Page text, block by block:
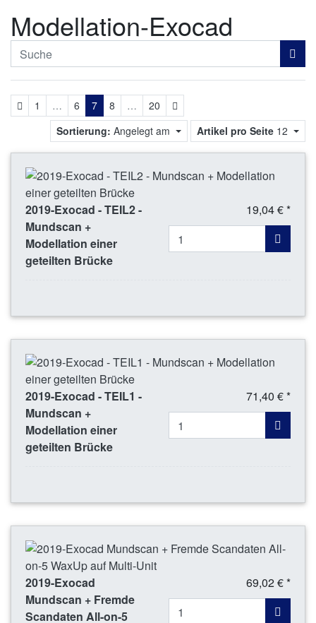
Modellation-Exocad
Zurück
1 … 6 7 8 … 20
Sortierung: Angelegt am Artikel pro Seite 12
2019-Exocad - TEIL2 -
Mundscan +
Modellation einer
geteilten Brücke
19,04 € *
2019-Exocad - TEIL1 -
Mundscan +
Modellation einer
geteilten Brücke
71,40 € *
2019-Exocad
Mundscan + Fremde
Scandaten All-on-5
69,02 € *